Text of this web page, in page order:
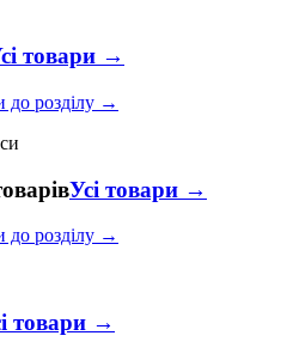
товари →
до розділу →
Усі товари →
до розділу →
товари →